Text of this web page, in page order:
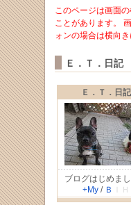
このページは画面
ことがあります。
ォンの場合は横向
Ｅ．Ｔ．日記
Ｅ．Ｔ．日記
ブログはじめまし
+My/ Ｂ ＩＨ